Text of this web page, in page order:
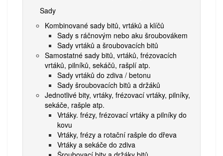
Sady
Kombinované sady bitů, vrtáků a klíčů
Sady s ráčnovým nebo aku šroubovákem
Sady vrtáků a šroubovacích bitů
Samostatné sady bitů, vrtáků, frézovacích
vrtáků, pilníků, sekáčů, rašplí atp.
Sady vrtáků do zdiva / betonu
Sady šroubovacích bitů a držáků
Jednotlivé bity, vrtáky, frézovací vrtáky, pilníky,
sekáče, rašple atp.
Vrtáky. frézy, frézovací vrtáky a pilníky do
kovu
Vrtáky, frézy a rotační rašple do dřeva
Vrtáky a sekáče do zdiva